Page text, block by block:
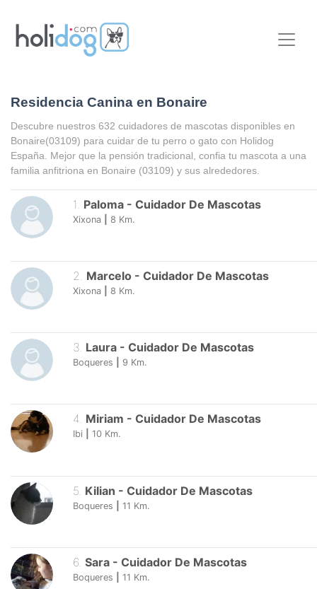
Residencia Canina en Bonaire
Descubre nuestros 632 cuidadores de mascotas disponibles en
Bonaire(03109) para cuidar de tu perro o gato con Holidog
España. Mejor que la pensión tradicional, confia tu mascota a una
familia anfitriona en Bonaire (03109) y sus alrededores.
1 Paloma - Cuidador De Mascotas
Xixona 8 Km.
2. Marcelo - Cuidador De Mascotas
Xixona 8 Km.
3. Laura - Cuidador De Mascotas
Boqueres 9 Km.
4. Miriam - Cuidador De Mascotas
Ibi 10 Km.
5 Kilian - Cuidador De Mascotas
Boqueres 11 Km.
6 Sara - Cuidador De Mascotas
Boqueres 11 Km.